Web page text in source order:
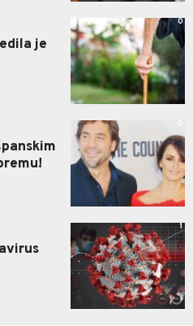
je
0
0
1